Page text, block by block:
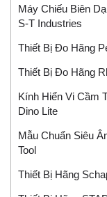
Máy Chiếu Biên
S-T Industries
Thiết Bị Đo Hãng
Thiết Bị Đo Hãng
Kính Hiển Vi Cầm
Dino Lite
Mẫu Chuẩn Siêu
Tool
Thiết Bị Hãng